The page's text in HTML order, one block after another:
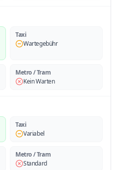
Taxi
Wartegebühr
Metro / Tram
Kein Warten
Taxi
Variabel
Metro / Tram
Standard